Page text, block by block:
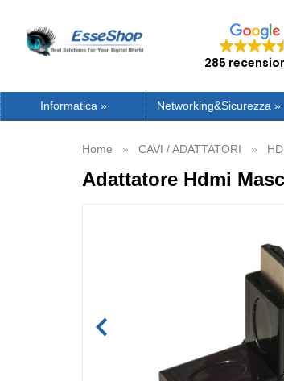
285
Informatica» Networking&Sicurezza »
Home CAVI / ADATTATORI
Adattatore Hdmi